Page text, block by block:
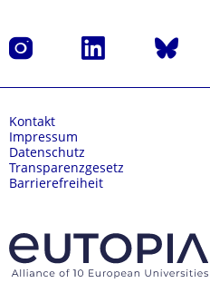
Instagram LinkedIn Bluesky
Kontakt
Impressum
Datenschutz
Transparenzgesetz
Barrierefreiheit